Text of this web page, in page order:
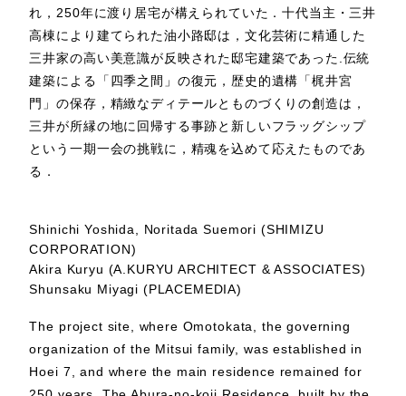
れ，250年に渡り居宅が構えられていた．十代当主・三井
高棟により建てられた油小路邸は，文化芸術に精通した
三井家の高い美意識が反映された邸宅建築であった.伝統
建築による「四季之間」の復元，歴史的遺構「梶井宮
門」の保存，精緻なディテールとものづくりの創造は，
三井が所縁の地に回帰する事跡と新しいフラッグシップ
という一期一会の挑戦に，精魂を込めて応えたものであ
る．
Shinichi Yoshida, Noritada Suemori (SHIMIZU
CORPORATION)
Akira Kuryu (A.KURYU ARCHITECT & ASSOCIATES)
Shunsaku Miyagi (PLACEMEDIA)
The project site, where Omotokata, the governing
organization of the Mitsui family, was established in
Hoei 7, and where the main residence remained for